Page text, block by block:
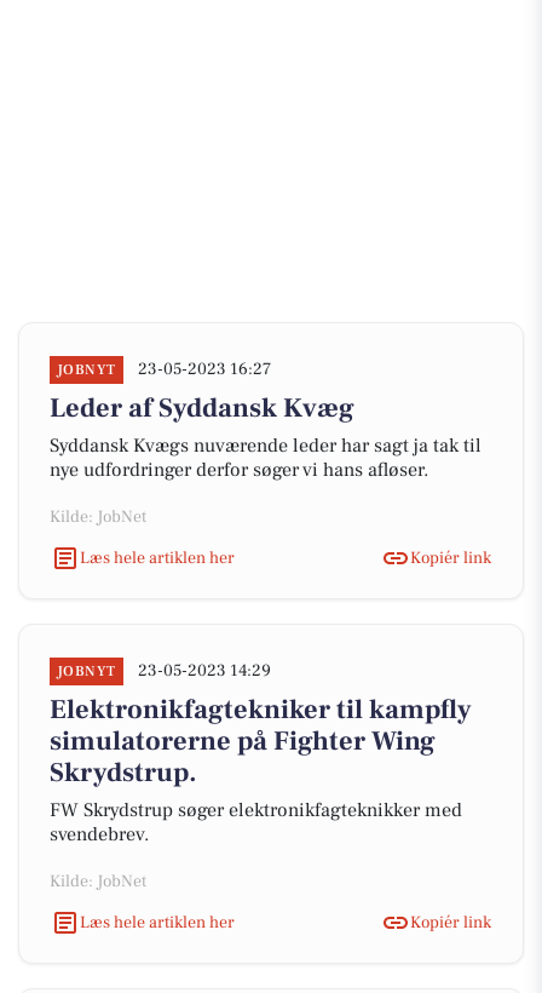
JOBNYT 23-05-2023 16:27
Leder af Syddansk Kvæg
Syddansk Kvægs nuværende leder har sagt ja tak til
nye udfordringer derfor søger vi hans afløser.
Kilde: JobNet
Læs hele artiklen her
Kopiér link
JOBNYT 23-05-2023 14:29
Elektronikfagtekniker til kampfly
simulatorerne på Fighter Wing
Skrydstrup.
FW Skrydstrup søger elektronikfagteknikker med
svendebrev.
Kilde: JobNet
Læs hele artiklen her
Kopiér link